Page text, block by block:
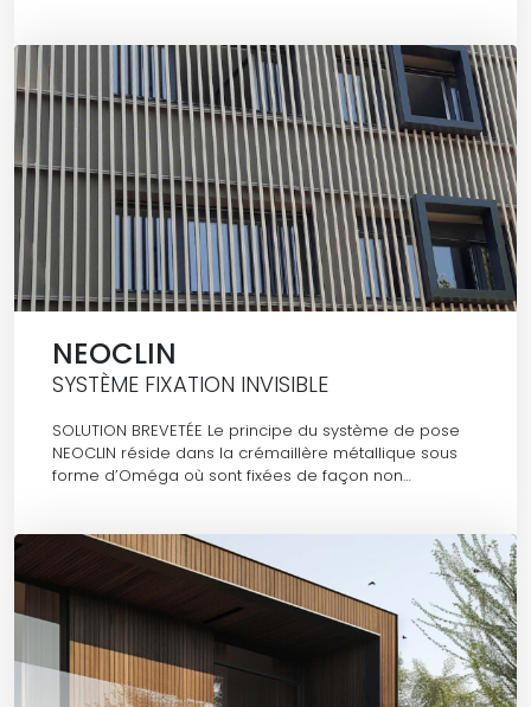
NEOCLIN
SYSTÈME FIXATION INVISIBLE
SOLUTION BREVETÉE Le principe du système de pose
NEOCLIN réside dans la crémaillère métallique sous
forme d’Oméga où sont fixées de façon non…